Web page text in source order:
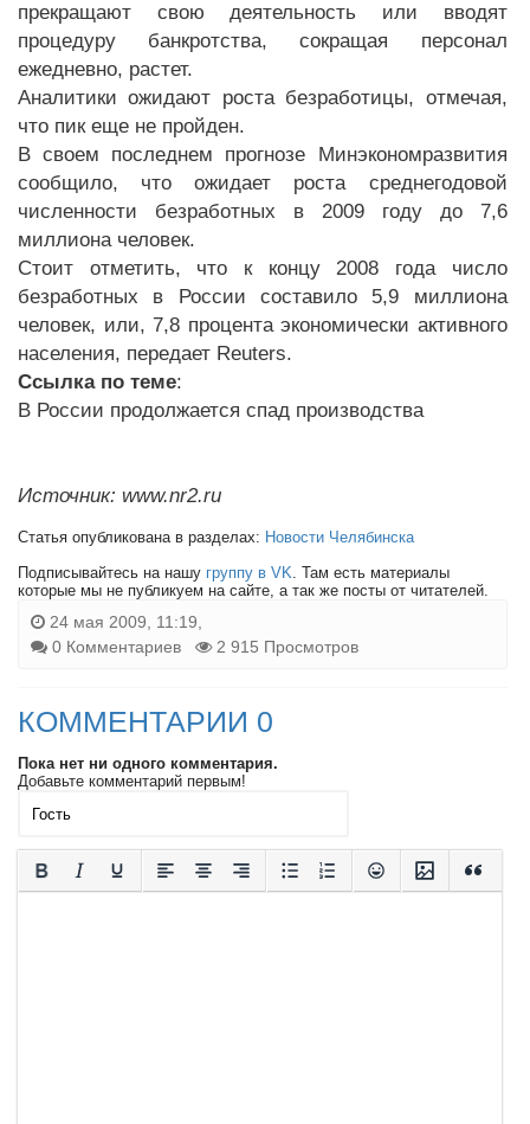
прекращают свою деятельность или вводят
процедуру банкротства, сокращая персонал
ежедневно, растет.
Аналитики ожидают роста безработицы, отмечая,
что пик еще не пройден.
В своем последнем прогнозе Минэкономразвития
сообщило, что ожидает роста среднегодовой
численности безработных в 2009 году до 7,6
миллиона человек.
Стоит отметить, что к концу 2008 года число
безработных в России составило 5,9 миллиона
человек, или, 7,8 процента экономически активного
населения, передает Reuters.
Ссылка по теме:
В России продолжается спад производства
Источник: www.nr2.ru
Статья опубликована в разделах: Новости Челябинска
Подписывайтесь на нашу группу в VK. Там есть материалы
которые мы не публикуем на сайте, а так же посты от читателей.
24 мая 2009, 11:19,
0 Комментариев
2 915 Просмотров
КОММЕНТАРИИ 0
Пока нет ни одного комментария.
Добавьте комментарий первым!